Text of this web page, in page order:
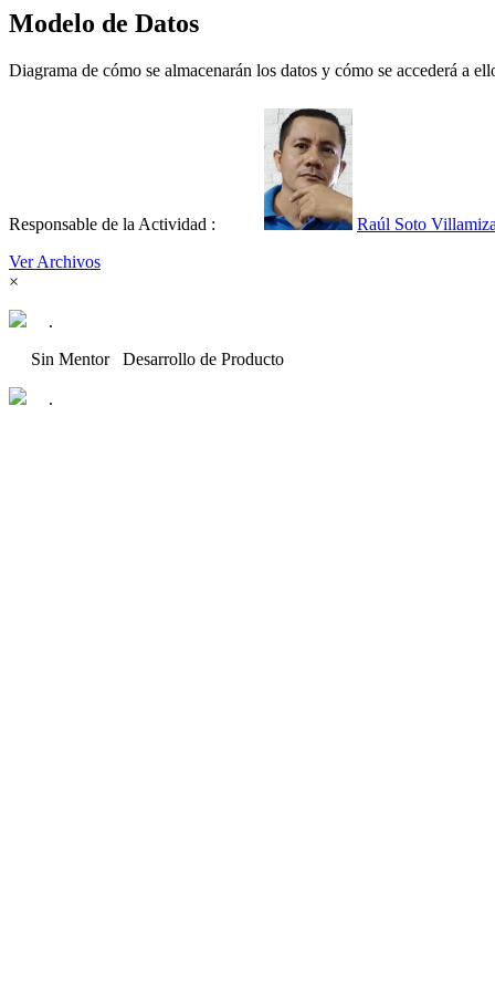
Modelo de Datos
Diagrama de cómo se almacenarán los datos y cómo se accederá a
Responsable de la Actividad :
Raúl Soto
Ver Archivos
×
.
Sin Mentor Desarrollo de Producto
.